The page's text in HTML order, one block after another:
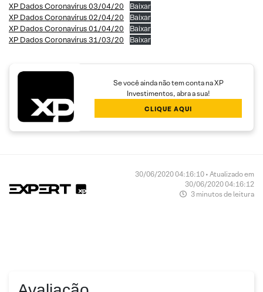
XP Dados Coronavírus 03/04/20
Baixar
XP Dados Coronavírus 02/04/20
Baixar
XP Dados Coronavírus 01/04/20
Baixar
XP Dados Coronavírus 31/03/20
Baixar
Se você ainda não tem conta na XP
Investimentos, abra a sua!
CLIQUE AQUI
30/06/2020 04:16:10 • Atualizado em
30/06/2020 04:16:12
3 minutos de leitura